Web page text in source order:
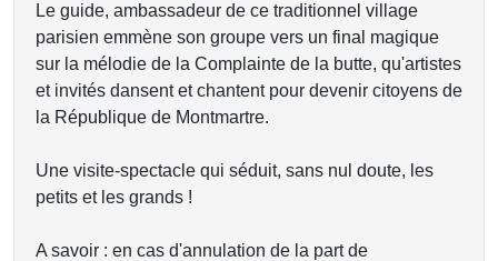
Le guide, ambassadeur de ce traditionnel village
parisien emmène son groupe vers un final magique
sur la mélodie de la Complainte de la butte, qu'artistes
et invités dansent et chantent pour devenir citoyens de
la République de Montmartre.
Une visite-spectacle qui séduit, sans nul doute, les
petits et les grands !
A savoir : en cas d'annulation de la part de